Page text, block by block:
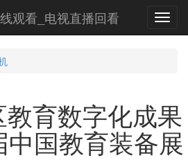
观看_电视直播回看
育数字化成果
国教育装备展